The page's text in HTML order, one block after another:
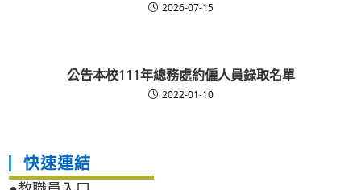
2026-07-15
公告本校111年總務處約僱人員錄取名單
2022-01-10
快速連結